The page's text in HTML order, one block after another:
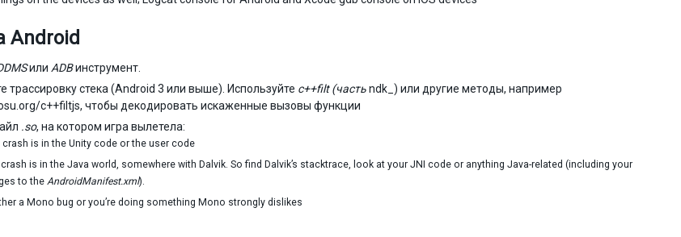
Android
или ADBинструмент.
трассировку стека (Android 3 или выше). Используйте c++filt (частьndk_) или другие методы, например
c++filtjs, чтобы декодировать искаженные вызовы функции
.so, на котором игра вылетела:
is in the Unity code or the user code
is in the Java world, somewhere with Dalvik. So find Dalvik’s stacktrace, look at your JNI code or anything Java-related (including your
to the AndroidManifest.xml).
a Mono bug or you’re doing something Mono strongly dislikes